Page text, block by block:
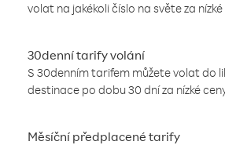
volat na jakékoli číslo na světe za
30denní tarify volání
S 30denním tarifem můžete volat do
destinace po dobu 30 dní za nízké
Měsíční předplacené tarify